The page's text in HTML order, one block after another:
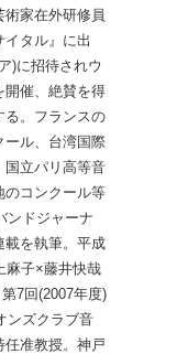
家在外研修員
イタル』に出
)に招待されウ
開催、絶賛を得
る。フランスの
ール、台湾国際
国立パリ高等音
のコンクール等
ンドジャーナ
載を執筆。平成
麻子×藤井快哉
7回(2007年度)
ンズクラブ音
任准教授。神戸